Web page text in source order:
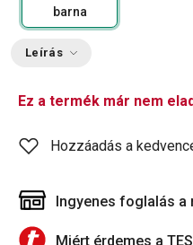
barna
Leírás
Ez a termék már nem
Hozzáadás a
Ingyenes foglalás a
Miért érdemes a